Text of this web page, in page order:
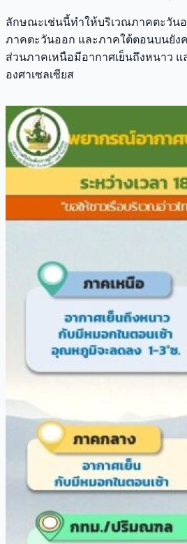
ลักษณะเช่นนี้ทำให้บริเวณภาคตะวันอ
ภาคตะวันออก และภาคใต้ตอนบนยัง
ส่วนภาคเหนือมีอากาศเย็นถึงหนาว
องศาเซลเซียส